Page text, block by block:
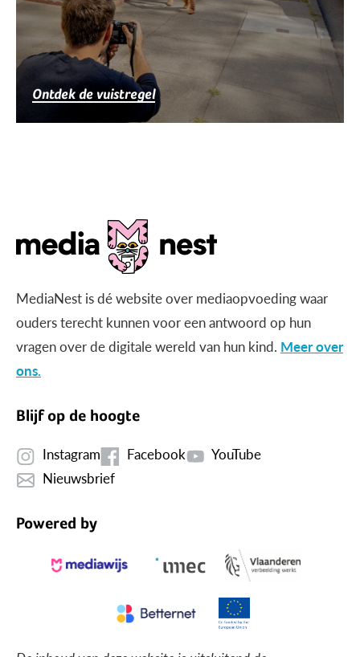
Ontdek de vuistregel
MediaNest is dé website over mediaopvoeding waar
ouders terecht kunnen voor een antwoord op hun
vragen over de digitale wereld van hun kind. Meer over
ons.
Blijf op de hoogte
Instagram Facebook
YouTube
Nieuwsbrief
Powered by